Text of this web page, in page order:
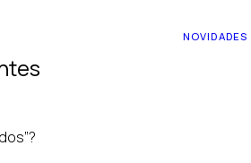
NOVIDADES